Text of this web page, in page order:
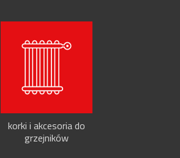
korki i akcesoria do
grzejników